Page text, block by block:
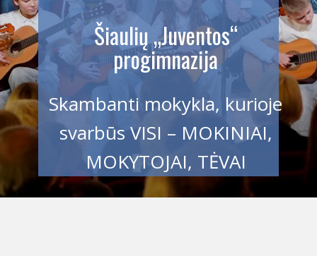
Šiaulių „Juventos“
progimnazija
Skambanti mokykla, kurioje
svarbūs VISI – MOKINIAI,
MOKYTOJAI, TĖVAI